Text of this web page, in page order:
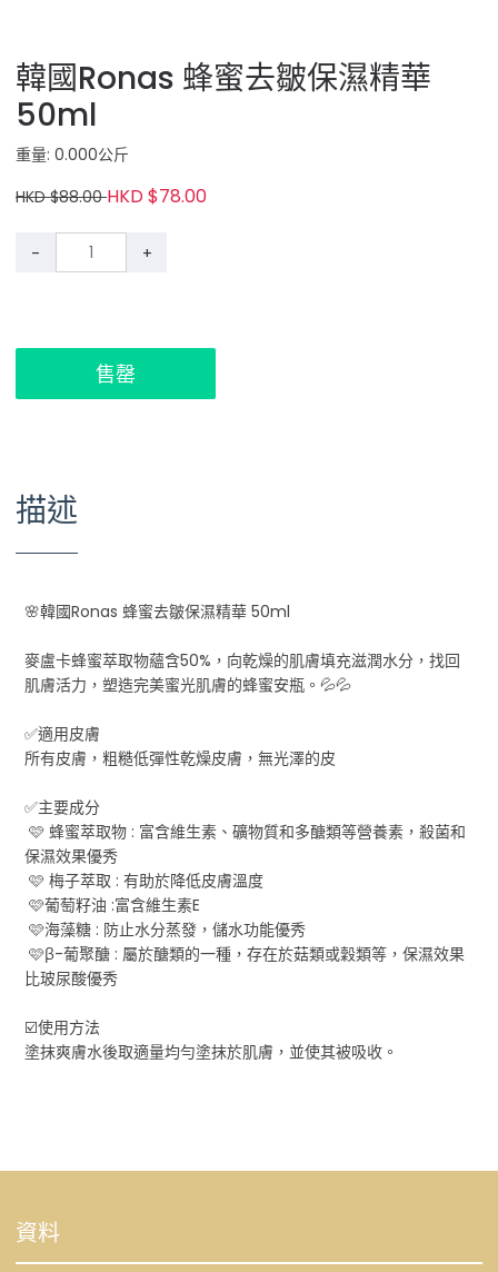
韓國Ronas 蜂蜜去皺保濕精華
50ml
重量: 0.000公斤
HKD $88.00HKD $78.00
- +
售罄
描述
🌸韓國Ronas 蜂蜜去皺保濕精華 50ml
麥盧卡蜂蜜萃取物蘊含50%，向乾燥的肌膚填充滋潤水分，找回
肌膚活力，塑造完美蜜光肌膚的蜂蜜安瓶。💦💦
✅適用皮膚
所有皮膚，粗糙低彈性乾燥皮膚，無光澤的皮
✅主要成分
🩷 蜂蜜萃取物 : 富含維生素、礦物質和多醣類等營養素，殺菌和
保濕效果優秀
🩷 梅子萃取 : 有助於降低皮膚溫度
🩷葡萄籽油 :富含維生素E
🩷海藻糖 : 防止水分蒸發，儲水功能優秀
🩷β-葡聚醣 : 屬於醣類的一種，存在於菇類或穀類等，保濕效果
比玻尿酸優秀
☑️使用方法
塗抹爽膚水後取適量均勻塗抹於肌膚，並使其被吸收。
資料